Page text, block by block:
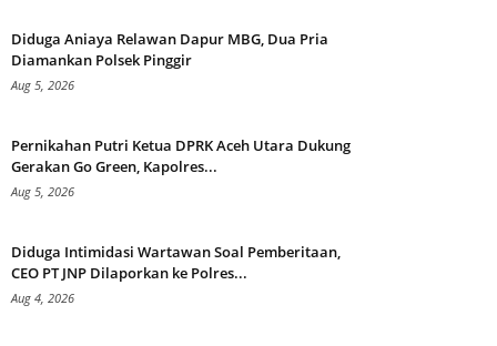
Diduga Aniaya Relawan Dapur MBG, Dua Pria
Diamankan Polsek Pinggir
Aug 5, 2026
Pernikahan Putri Ketua DPRK Aceh Utara Dukung
Gerakan Go Green, Kapolres...
Aug 5, 2026
Diduga Intimidasi Wartawan Soal Pemberitaan,
CEO PT JNP Dilaporkan ke Polres...
Aug 4, 2026